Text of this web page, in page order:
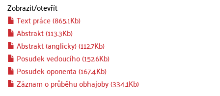
Zobrazit/otevřít
Text práce (865.1Kb)
Abstrakt (113.3Kb)
Abstrakt (anglicky) (112.7Kb)
Posudek vedoucího (152.6Kb)
Posudek oponenta (167.4Kb)
Záznam o průběhu obhajoby (334.1Kb)